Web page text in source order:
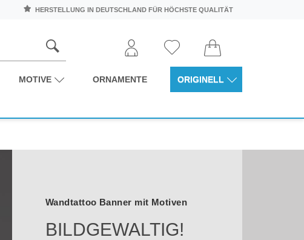
HERSTELLUNG IN DEUTSCHLAND FÜR HÖCHSTE QUALITÄT
MOTIVE ORNAMENTE ORIGINELL
Wandtattoo Banner mit Motiven
BILDGEWALTIG!